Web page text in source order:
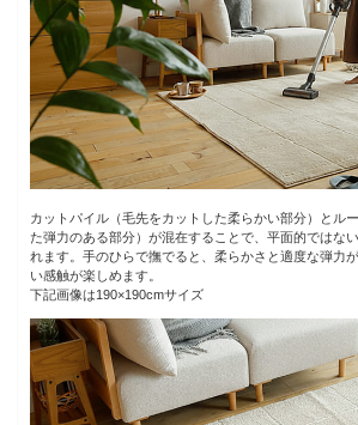
カットパイル（毛先をカットした柔らかい部分）とル
た弾力のある部分）が混在することで、平面的ではな
れます。手のひらで撫でると、柔らかさと適度な弾力
い感触が楽しめます。
下記画像は190×190cmサイズ